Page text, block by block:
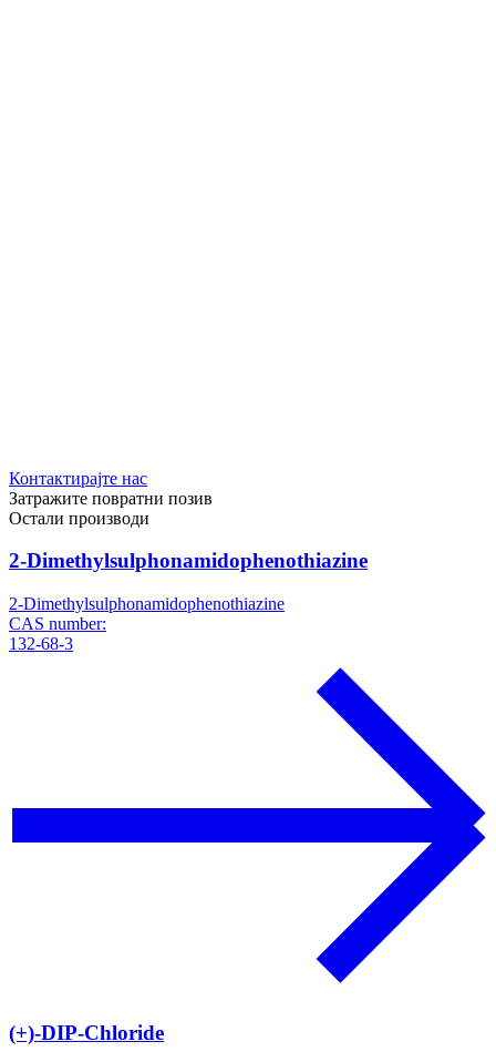
Контактирајте нас
Затражите повратни позив
Остали производи
2-Dimethylsulphonamidophenothiazine
2-Dimethylsulphonamidophenothiazine
CAS number:
132-68-3
(+)-DIP-Chloride